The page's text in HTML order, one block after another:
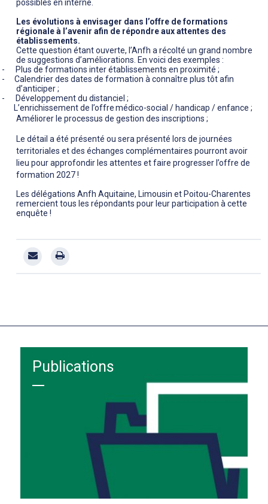
possibles en interne.
Les évolutions à envisager dans l’offre de formations
régionale à l’avenir afin de répondre aux attentes des
établissements.
Cette question étant ouverte, l’Anfh a récolté un grand nombre
de suggestions d’améliorations. En voici des exemples :
-
Plus de formations inter établissements en proximité ;
-
Calendrier des dates de formation à connaître plus tôt afin
d’anticiper ;
-
Développement du distanciel ;
L’enrichissementde l’offre médico-social / handicap /enfance ;
Améliorer le processus de gestion des inscriptions ;
Le détail a été présenté ou sera présenté lors de journées
territoriales et des échanges complémentaires pourront avoir
lieu pour approfondir les attentes et faire progresser l’offre de
formation 2027 !
Les délégations Anfh Aquitaine, Limousin et Poitou-Charentes
remercient tous les répondants pour leur participation à cette
enquête !
Publications